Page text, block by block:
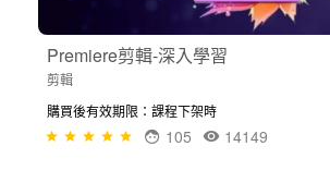
Premiere剪輯-深入學習
剪輯
購買後有效期限：課程下架時
14149
105